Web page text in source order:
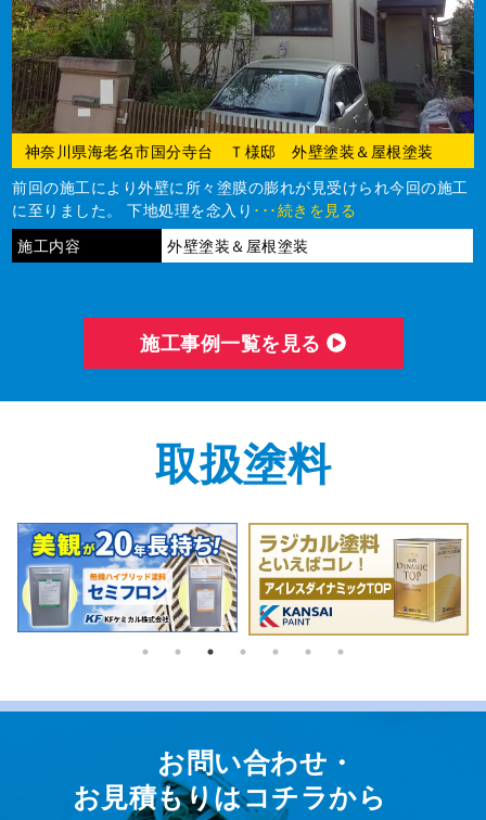
神奈川県海老名市国分寺台 Ｔ様邸 外壁塗装＆屋根塗装
前回の施工により外壁に所々塗膜の膨れが見受けられ今回の施工
に至りました。 下地処理を念入り ･･･続きを見る
施工内容
外壁塗装＆屋根塗装
施⼯事例⼀覧を⾒る
取扱塗料
お問い合わせ・
お⾒積もりはコチラから